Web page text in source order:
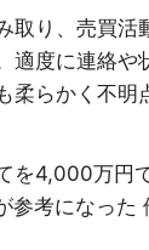
取り、売買活
適度に連絡や
柔らかく不明
を4,000万円
参考になった